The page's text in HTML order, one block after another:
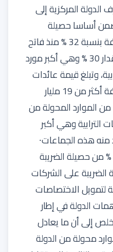
الدولة المركزية إلى
أساسا حصيلة
الضريبة على القيمة المضافة بنسبة 32 % منذ فاتح
يناير 2026 بعدما كانت بمقدار 30 % وهي أكبر مورد
وتبلغ قيمة عائدات
الضريبة على القيمة المضافة أكثر من 19 مليار
وتشكل حوالي 85 % من الموارد المحولة من
الترابية وهي أكبر
هذه الجماعات⸱
وتخصص لفائدة الجهات 5 % من حصيلة الضريبة
حصيلة الضريبة على الشركات
لتمويل الاختصاصات
الدولة في إطار
إلى أن ما يعادل
موارد محولة من الدولة